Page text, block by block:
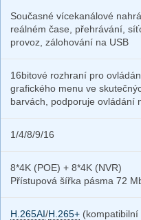
Současné vícekanálové
reálném čase, přehrávání,
provoz, zálohování na USB
16bitové rozhraní pro
grafického menu ve
barvách, podporuje ovládání
1/4/8/9/16
8*4K (POE) + 8*4K (NVR)
Přístupová šířka pásma 72
H.265AI/H.265+ (kompatibilní